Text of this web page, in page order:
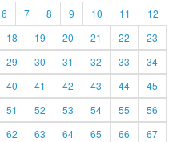
6 7 8 9 10 11
12
18 19 20 21 22
23
29 30 31 32 33
34
40 41 42 43 44
45
51 52 53 54 55
56
62 63 64 65 66
67